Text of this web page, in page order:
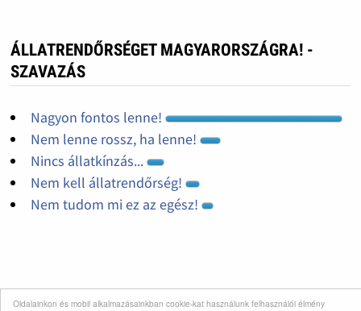
Oldalainkon és mobil alkalmazásainkban cookie-kat használunk felhasználói élmény
ÁLLATRENDŐRSÉGET MAGYARORSZÁGRA! -
SZAVAZÁS
Nagyon fontos lenne!
Nem lenne rossz, ha lenne!
Nincs állatkínzás...
Nem kell állatrendőrség!
Nem tudom mi ez az egész!